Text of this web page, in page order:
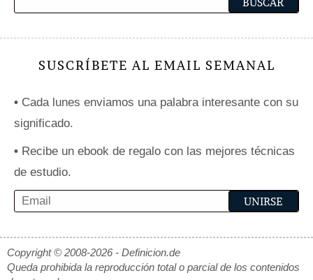
SUSCRÍBETE AL EMAIL SEMANAL
• Cada lunes enviamos una palabra interesante con su
significado.
• Recibe un ebook de regalo con las mejores técnicas
de estudio.
Copyright © 2008-2026 - Definicion.de
Queda prohibida la reproducción total o parcial de los contenidos